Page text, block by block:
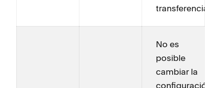
transferencia.
No es
posible
cambiar la
configuración